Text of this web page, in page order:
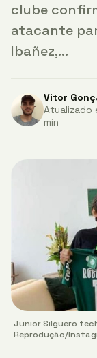
clube
atacante
Ibañez,…
Vitor
Atualizado
min
Junior Silguero
Reprodução/